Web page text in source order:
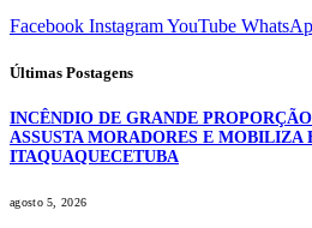
Facebook InstagramYouTube
Últimas Postagens
INCÊNDIO DE GRANDE
ASSUSTA MORADORES E MOBILIZA
ITAQUAQUECETUBA
agosto 5, 2026